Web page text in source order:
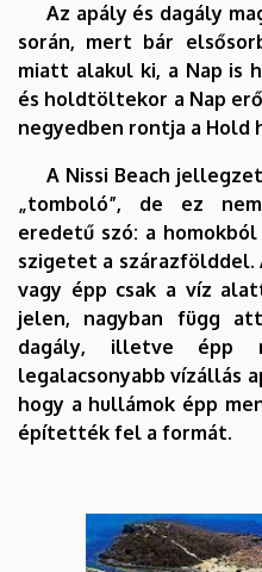
Az apály és dagály
során, mert bár
miatt alakul ki, a Nap is
és holdtöltekor a Nap
negyedben rontja a Hold
A Nissi Beach
„tomboló”, de ez
eredetű szó: a
szigetet a szárazfölddel.
vagy épp csak a víz
jelen, nagyban függ
dagály, illetve épp
legalacsonyabb vízállás
hogy a hullámok épp
építették fel a formát.